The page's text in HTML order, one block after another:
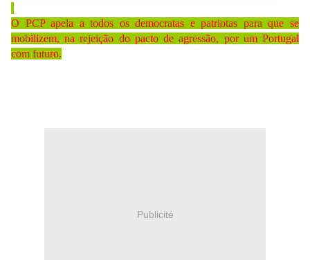
O PCP apela a todos os democratas e patriotas para que se
mobilizem, na rejeição do pacto de agressão, por um Portugal
com futuro.
Publicité